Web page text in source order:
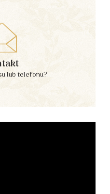
lub telefonu?